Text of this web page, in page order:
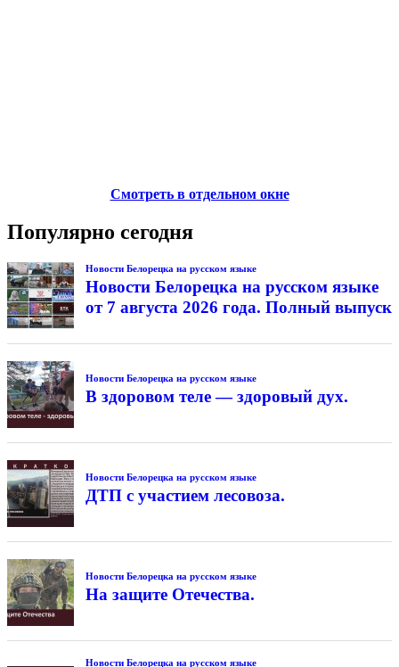
Смотреть в отдельном окне
Популярно сегодня
Новости Белорецка на русском языке
Новости Белорецка на русском языке
от 7 августа 2026 года. Полный выпуск
Новости Белорецка на русском языке
В здоровом теле — здоровый дух.
Новости Белорецка на русском языке
ДТП с участием лесовоза.
Новости Белорецка на русском языке
На защите Отечества.
Новости Белорецка на русском языке